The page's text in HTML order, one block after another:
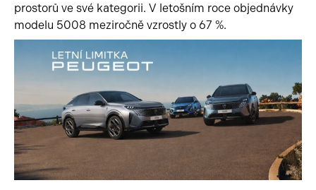
prostorů ve své kategorii. V letošním roce objednávky
modelu 5008 meziročně vzrostly o 67 %.